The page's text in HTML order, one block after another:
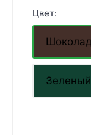
Цвет: